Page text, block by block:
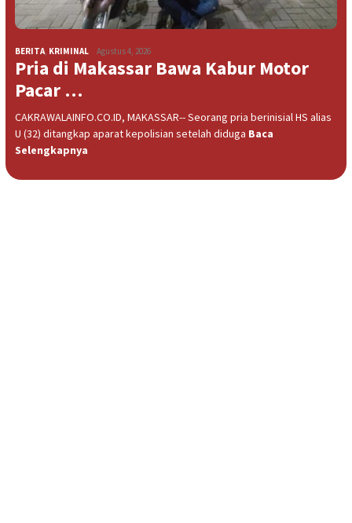
BERITA, KRIMINAL Agustus 4, 2026
Pria di Makassar Bawa Kabur Motor
Pacar …
CAKRAWALAINFO.CO.ID, MAKASSAR-- Seorang pria berinisial HS alias
U (32) ditangkap aparat kepolisian setelah diduga Baca
Selengkapnya